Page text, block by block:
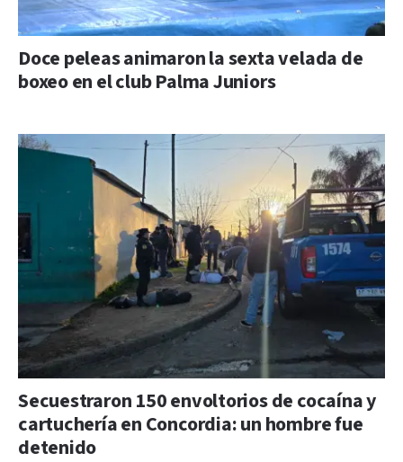
Doce peleas animaron la sexta velada de
boxeo en el club Palma Juniors
Secuestraron 150 envoltorios de cocaína y
cartuchería en Concordia: un hombre fue
detenido